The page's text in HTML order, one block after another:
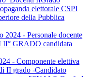
elettorale CSPI
della Pubblica
- Personale docente
GRADO candidata
- Componente elettiva
II grado -Candidato